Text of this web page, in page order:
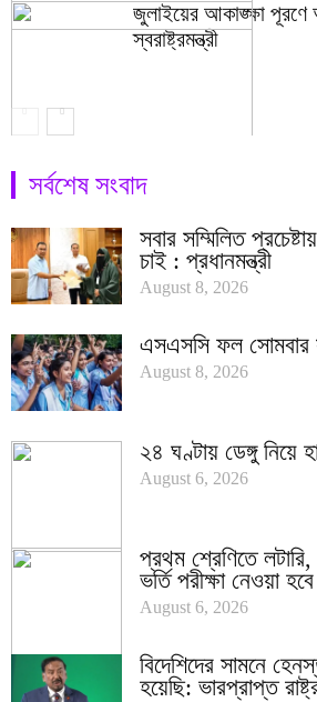
জুলাইয়ের আকাঙ্ক্ষা পূরণে
স্বরাষ্ট্রমন্ত্রী
সর্বশেষ সংবাদ
সবার সম্মিলিত
চাই : প্রধানমন্ত্রী
August 8, 2026
এসএসসি ফল সোমবার
August 8, 2026
২৪ ঘণ্টায় ডেঙ্গু নিয়ে
August 6, 2026
প্রথম শ্রেণিতে
ভর্তি পরীক্ষা নেওয়া হবে
August 6, 2026
বিদেশিদের সামনে
হয়েছি: ভারপ্রাপ্ত